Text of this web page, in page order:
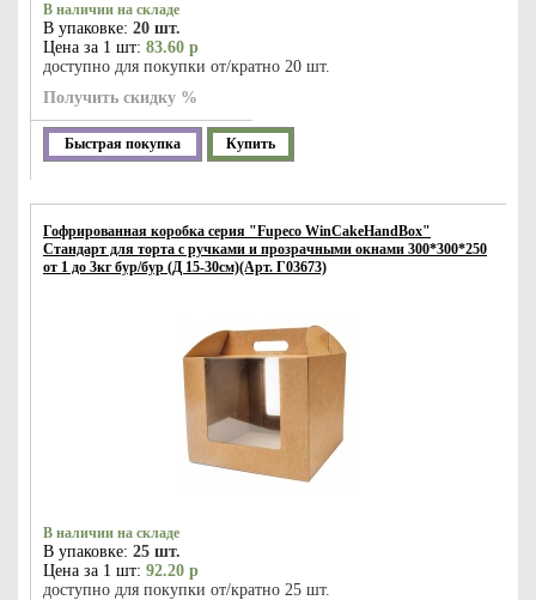
В наличии на складе
В упаковке: 20 шт.
Цена за 1 шт: 83.60 р
доступно для покупки от/кратно 20 шт.
Получить скидку %
Быстрая покупка Купить
Гофрированная коробка серия "Fupeco WinCakeHandBox"
Стандарт для торта c ручками и прозрачными окнами 300*300*250
от 1 до 3кг бур/бур (Д 15-30см)(Арт. Г03673)
В наличии на складе
В упаковке: 25 шт.
Цена за 1 шт: 92.20 р
доступно для покупки от/кратно 25 шт.